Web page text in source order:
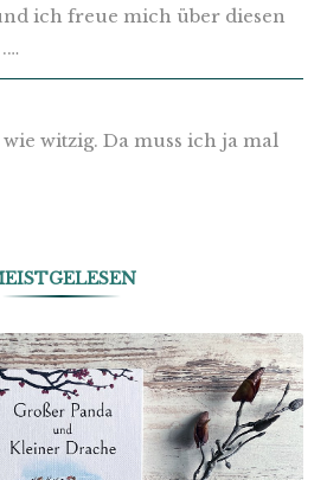
ich freue mich über diesen
witzig. Da muss ich ja mal